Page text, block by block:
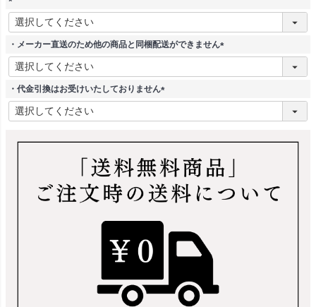
(
必
須・メーカー直送のため他の商品と同梱配送ができません
(
・代金引換はお受けいたしておりません
(
)